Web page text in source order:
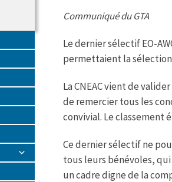
e
o
k
t
r
t
p
p
s
e
Communiqué du GTA
Le dernier sélectif EO-
permettaient la sélection
La CNEAC vient de
de remercier tous les
convivial. Le classement
Ce dernier sélectif ne
tous leurs bénévoles,
un cadre digne de la